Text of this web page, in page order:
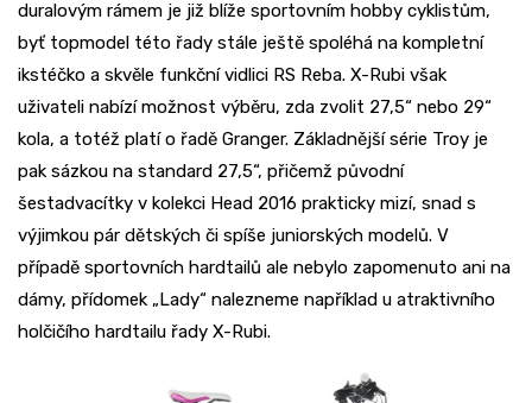
duralovým rámem je již blíže sportovním hobby cyklistům,
byť topmodel této řady stále ještě spoléhá na kompletní
ikstéčko a skvěle funkční vidlici RS Reba. X-Rubi však
uživateli nabízí možnost výběru, zda zvolit 27,5“ nebo 29“
kola, a totéž platí o řadě Granger. Základnější série Troy je
pak sázkou na standard 27,5“, přičemž původní
šestadvacítky v kolekci Head 2016 prakticky mizí, snad s
výjimkou pár dětských či spíše juniorských modelů. V
případě sportovních hardtailů ale nebylo zapomenuto ani na
dámy, přídomek „Lady“ nalezneme například u atraktivního
holčičího hardtailu řady X-Rubi.